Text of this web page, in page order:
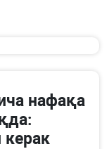
нафақа
керак